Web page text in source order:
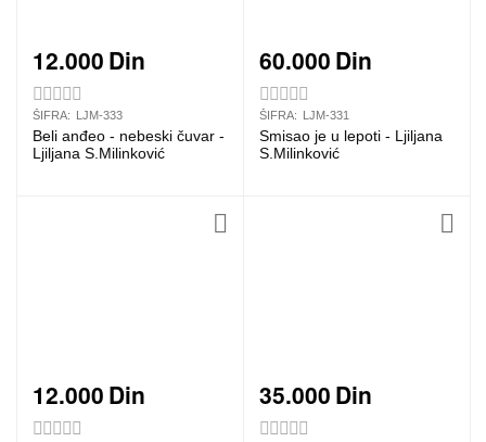
12.000 Din
ŠIFRA: LJM-333
Beli anđeo - nebeski čuvar -
Ljiljana S.Milinković
60.000 Din
ŠIFRA: LJM-331
Smisao je u lepoti - Ljiljana
S.Milinković
12.000 Din 35.000 Din